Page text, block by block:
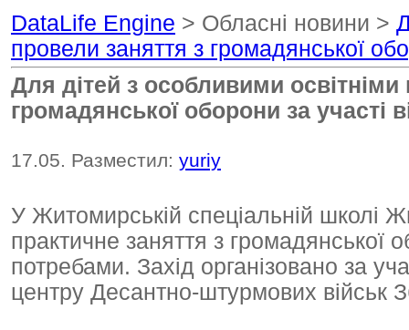
DataLife Engine > Обласні новини >
провели заняття з громадянської
Для дітей з особливими
громадянської оборони за участі
17.05. Разместил: yuriy
У Житомирській спеціальній школі
практичне заняття з громадянської
потребами. Захід організовано за
центру Десантно-штурмових військ